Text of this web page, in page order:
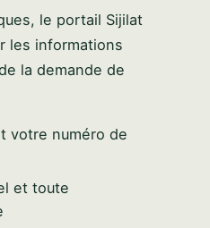
le portail Sijilat
les informations
la demande de
votre numéro de
et toute